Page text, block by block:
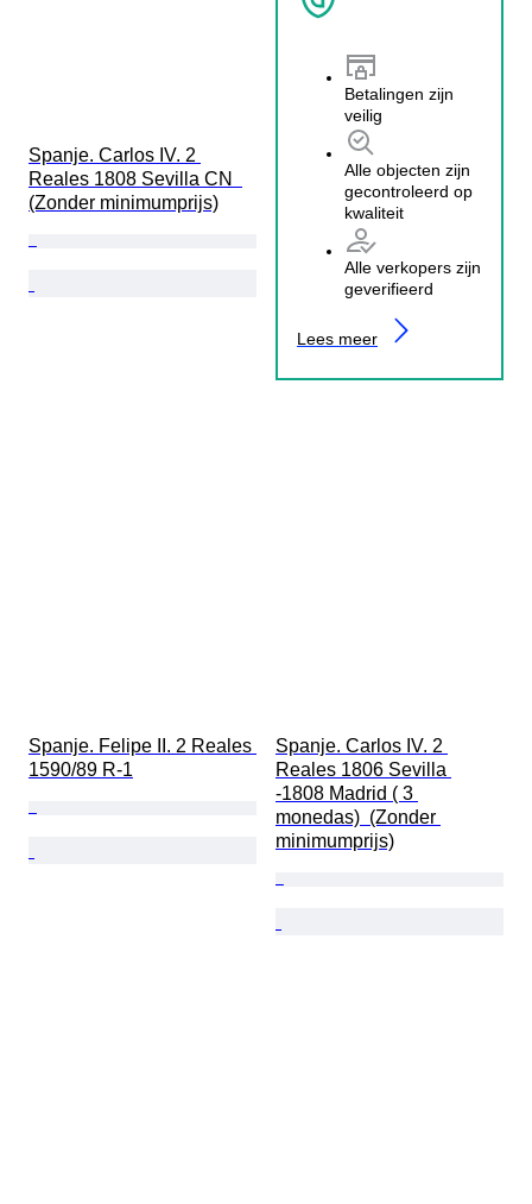
Betalingen zijn
veilig
Alle objecten zijn
gecontroleerd op
kwaliteit
Alle verkopers zijn
geverifieerd
Lees meer
Spanje. Carlos IV. 2
Reales 1808 Sevilla CN
(Zonder minimumprijs)
Spanje. Felipe II. 2 Reales
1590/89 R-1
Spanje. Carlos IV. 2
Reales 1806 Sevilla
-1808 Madrid ( 3
monedas)  (Zonder
minimumprijs)